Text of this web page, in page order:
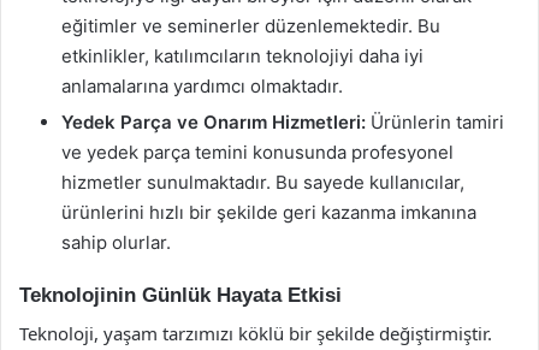
eğitimler ve seminerler düzenlemektedir. Bu
etkinlikler, katılımcıların teknolojiyi daha iyi
anlamalarına yardımcı olmaktadır.
Yedek Parça ve Onarım Hizmetleri: Ürünlerin tamiri
ve yedek parça temini konusunda profesyonel
hizmetler sunulmaktadır. Bu sayede kullanıcılar,
ürünlerini hızlı bir şekilde geri kazanma imkanına
sahip olurlar.
Teknolojinin Günlük Hayata Etkisi
Teknoloji, yaşam tarzımızı köklü bir şekilde değiştirmiştir.